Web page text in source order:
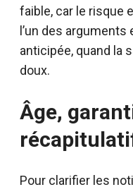
faible, car le risque
l’un des
anticipée, quand la
doux.
Âge,
Pour clarifier les